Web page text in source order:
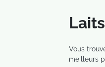
Vous
meilleurs